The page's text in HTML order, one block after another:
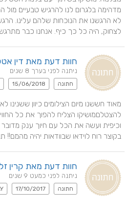
לצחוק, היה כל כך כיף. אנחנו כבר
חוות דעת מאת דין
ניתנה לפני בערך 8 שנים
חתונה 15/06/2018
בקוצר רוח לוידאו שבוודאות יהיה מהמם!!
חוות דעת מאת קרין
ניתנה לפני כמעט 9 שנים
חתונה 17/10/2017